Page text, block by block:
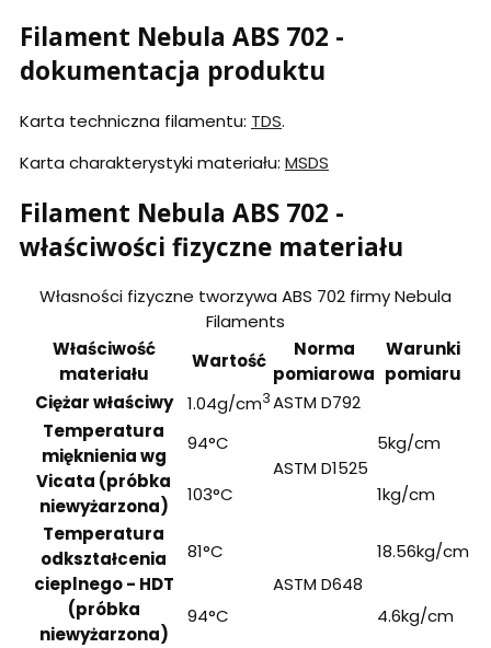
Filament Nebula ABS 702 -
dokumentacja produktu
Karta techniczna filamentu: TDS.
Karta charakterystyki materiału: MSDS
Filament Nebula ABS 702 -
właściwości fizyczne materiału
Własności fizyczne tworzywa ABS 702 firmy Nebula
Filaments
Właściwość
materiału
Wartość
Norma
pomiarowa
Warunki
pomiaru
Ciężar właściwy
1.04g/cm3ASTM D792
Temperatura
mięknienia wg
Vicata (próbka
niewyżarzona)
94°C
ASTM D1525
5kg/cm
103°C
1kg/cm
Temperatura
odkształcenia
cieplnego - HDT
(próbka
niewyżarzona)
81°C
ASTM D648
18.56kg/cm
94°C
4.6kg/cm